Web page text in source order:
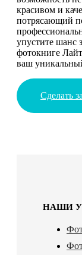
красивом и
потрясающий
упустите шанс
фотокниге
ваш
Сделать
НАШИ